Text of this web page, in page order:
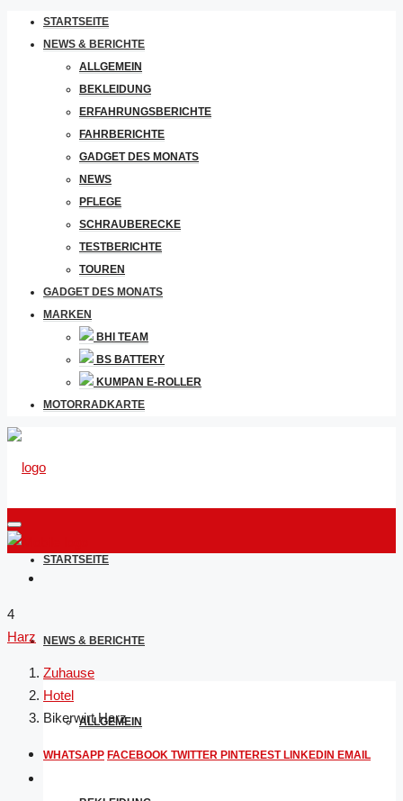
STARTSEITE
NEWS & BERICHTE
ALLGEMEIN
BEKLEIDUNG
ERFAHRUNGSBERICHTE
FAHRBERICHTE
GADGET DES MONATS
NEWS
PFLEGE
SCHRAUBERECKE
TESTBERICHTE
TOUREN
GADGET DES MONATS
MARKEN
BHI TEAM
BS BATTERY
KUMPAN E-ROLLER
MOTORRADKARTE
STARTSEITE
NEWS & BERICHTE
ALLGEMEIN
4
Harz
Zuhause
Hotel
Bikerwirt Harz
WHATSAPP FACEBOOK TWITTER PINTEREST LINKEDIN EMAIL